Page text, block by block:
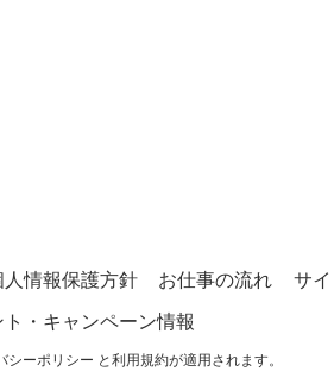
お仕事の流れ
ト・キャンペーン情報
人情報保護方針 サ
シーポリシー と 利用規約が適用されます。